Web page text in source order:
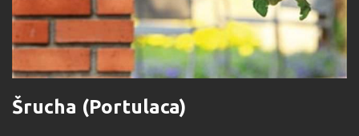
Šrucha (Portulaca)